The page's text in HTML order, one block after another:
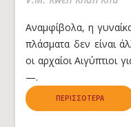
Αναμφίβολα, η
πλάσματα δεν είναι
οι αρχαίοι
—.
ΠΕΡΙΣΣΌΤΕΡΑ